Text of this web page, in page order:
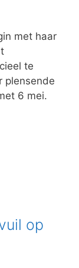
met haar
te
plensende
6 mei.
op